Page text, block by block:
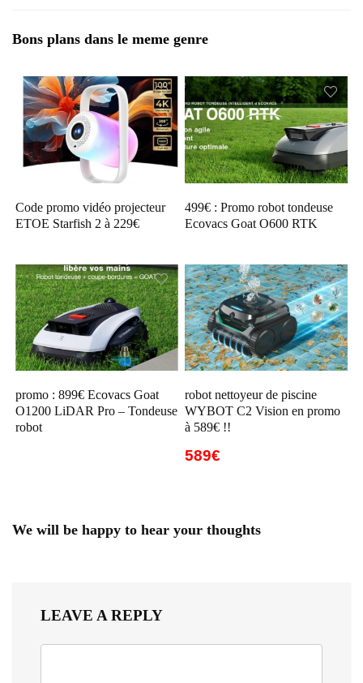
Bons plans dans le meme genre
Code promo vidéo projecteur
ETOE Starfish 2 à 229€
499€ : Promo robot tondeuse
Ecovacs Goat O600 RTK
promo : 899€ Ecovacs Goat
O1200 LiDAR Pro – Tondeuse
robot
robot nettoyeur de piscine
WYBOT C2 Vision en promo
à 589€ !!
589€
We will be happy to hear your thoughts
LEAVE A REPLY